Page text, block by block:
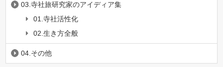
03.寺社旅研究家のアイディア集
01.寺社活性化
02.生き方全般
04.その他